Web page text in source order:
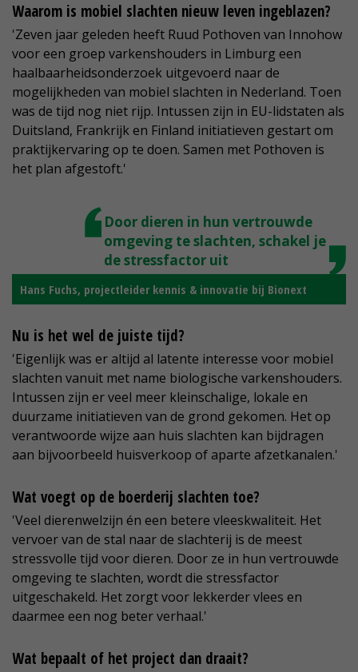
Waarom is mobiel slachten nieuw leven ingeblazen?
'Zeven jaar geleden heeft Ruud Pothoven van Innohow
voor een groep varkenshouders in Limburg een
haalbaarheidsonderzoek uitgevoerd naar de
mogelijkheden van mobiel slachten in Nederland. Toen
was de tijd nog niet rijp. Intussen zijn in EU-lidstaten als
Duitsland, Frankrijk en Finland initiatieven gestart om
praktijkervaring op te doen. Samen met Pothoven is
het plan afgestoft.'
Door dieren in hun vertrouwde
omgeving te slachten, schakel je
de stressfactor uit
Hans Fuchs, projectleider kennis & innovatie bij Bionext
Nu is het wel de juiste tijd?
'Eigenlijk was er altijd al latente interesse voor mobiel
slachten vanuit met name biologische varkenshouders.
Intussen zijn er veel meer kleinschalige, lokale en
duurzame initiatieven van de grond gekomen. Het op
verantwoorde wijze aan huis slachten kan bijdragen
aan bijvoorbeeld huisverkoop of aparte afzetkanalen.'
Wat voegt op de boerderij slachten toe?
'Veel dierenwelzijn én een betere vleeskwaliteit. Het
vervoer van de stal naar de slachterij is de meest
stressvolle tijd voor dieren. Door ze in hun vertrouwde
omgeving te slachten, wordt die stressfactor
uitgeschakeld. Het zorgt voor lekkerder vlees en
daarmee een nog beter verhaal.'
Wat bepaalt of het project dan draait?